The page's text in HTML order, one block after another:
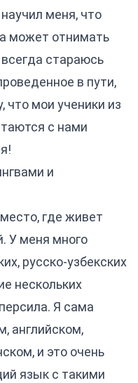
меня, что
может отнимать
стараюсь
в пути,
что мои ученики из
с нами
и
где живет
У меня много
русско-узбекских
нескольких
Я сама
английском,
и это очень
язык с такими